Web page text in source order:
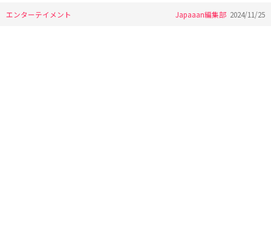
エンターテイメント Japaaan編集部 2024/11/25